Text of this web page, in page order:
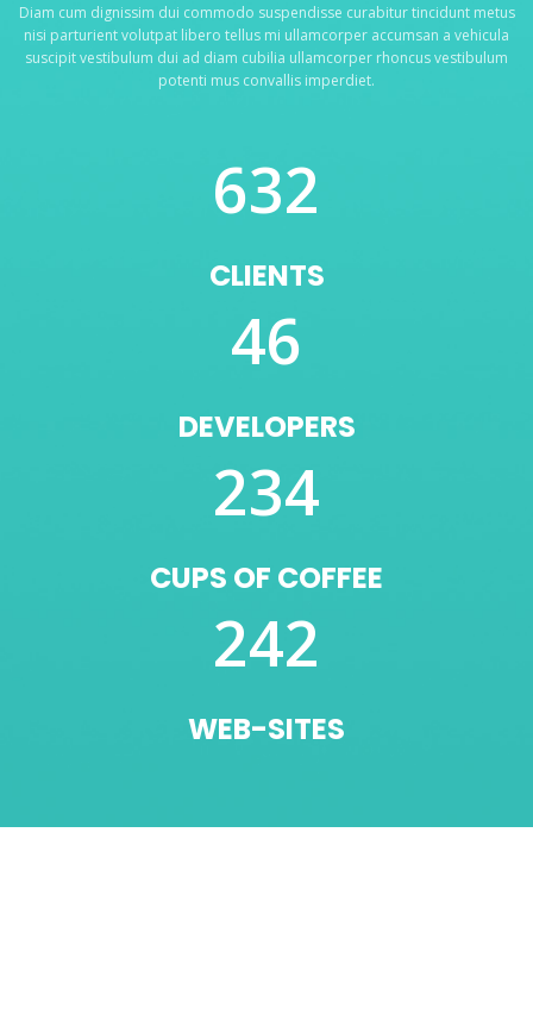
Diam cum dignissim dui commodo suspendisse curabitur tincidunt metus
nisi parturient volutpat libero tellus mi ullamcorper accumsan a vehicula
suscipit vestibulum dui ad diam cubilia ullamcorper rhoncus vestibulum
potenti mus convallis imperdiet.
632
CLIENTS
46
DEVELOPERS
234
CUPS OF COFFEE
242
WEB-SITES